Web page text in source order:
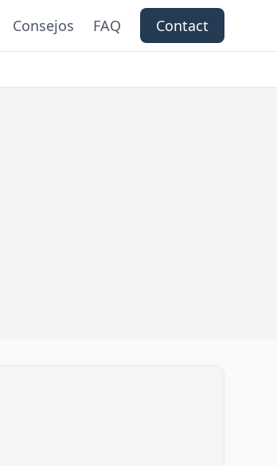
Consejos FAQ Contact